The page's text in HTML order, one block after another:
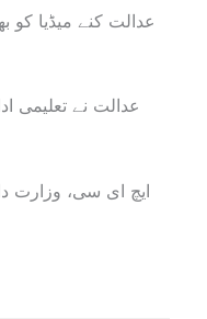
عدالت کنے میڈیا کو
عدالت نے تعلیمی
ایچ ای سی، وزارت